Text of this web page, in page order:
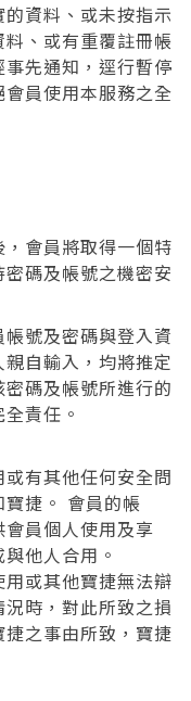
資料、或未按指示
、或有重覆註冊帳
先通知，逕行暫停
員使用本服務之全
會員將取得一個特
碼及帳號之機密安
號及密碼與登入資
自輸入，均將推定
碼及帳號所進行的
責任。
有其他任何安全問
捷。 會員的帳
員個人使用及享
他人合用。
或其他寶捷無法辯
時，對此所致之損
之事由所致，寶捷